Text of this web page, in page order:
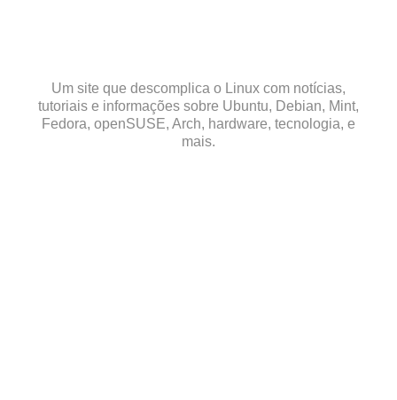
Um site que descomplica o Linux com notícias,
tutoriais e informações sobre Ubuntu, Debian, Mint,
Fedora, openSUSE, Arch, hardware, tecnologia, e
mais.